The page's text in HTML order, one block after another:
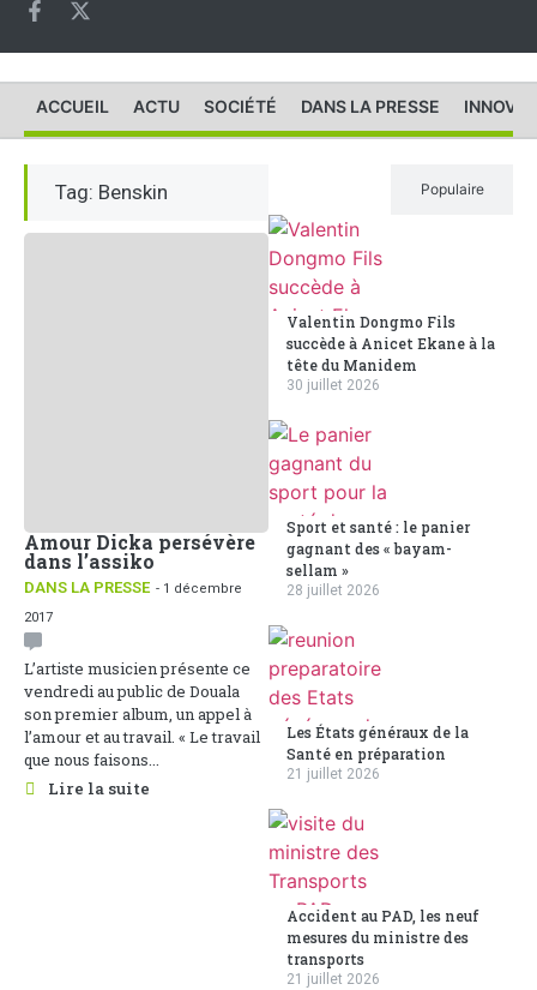
ACCUEIL ACTU SOCIÉTÉ DANS LA PRESSE
Tag: Benskin
Amour Dicka persévère
dans l’assiko
DANS LA PRESSE - 1 décembre
2017
L’artiste musicien présente ce
vendredi au public de Douala
son premier album, un appel à
l’amour et au travail. « Le travail
que nous faisons...
Lire la suite
Populaire
Valentin Dongmo Fils
succède à Anicet Ekane à la
tête du Manidem
30 juillet 2026
Sport et santé : le panier
gagnant des « bayam-
sellam »
28 juillet 2026
Les États généraux de la
Santé en préparation
21 juillet 2026
Accident au PAD, les neuf
mesures du ministre des
transports
21 juillet 2026